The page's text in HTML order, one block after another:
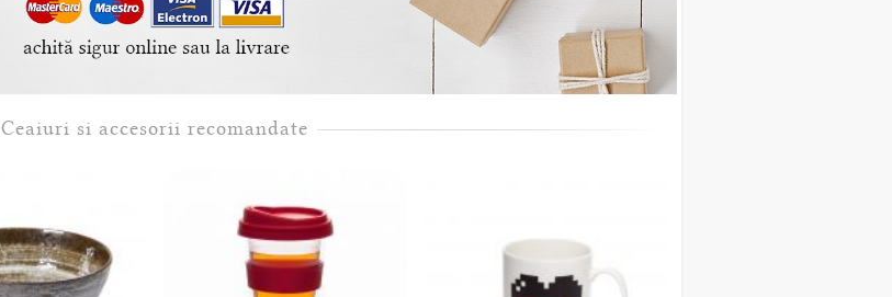
Ceaiuri si accesorii recomandate